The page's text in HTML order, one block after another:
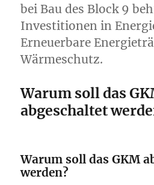
bei Bau des Block 9
Investitionen in
Erneuerbare
Wärmeschutz.
Warum soll das
abgeschaltet
Warum soll das GKM
werden?